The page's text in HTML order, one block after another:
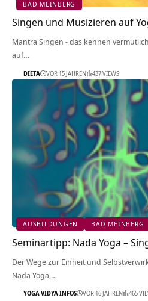
BAD MEINBERG
Singen und Musizieren auf
Mantra Singen - das kennen
auf…
DIETA VOR 15 JAHREN 437 VIEWS
AUSBILDUNGEN BAD MEINBERG
Seminartipp: Nada Yoga –
Der Wege zur Einheit und
Nada Yoga,…
YOGA VIDYA INFOS VOR 16 JAHREN 465